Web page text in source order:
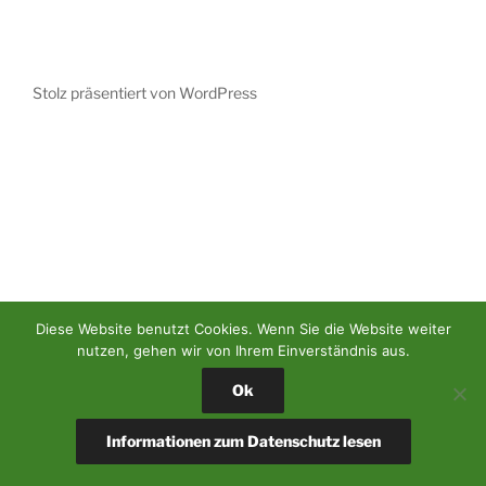
Stolz präsentiert von WordPress
Diese Website benutzt Cookies. Wenn Sie die Website weiter
nutzen, gehen wir von Ihrem Einverständnis aus.
Ok
Informationen zum Datenschutz lesen